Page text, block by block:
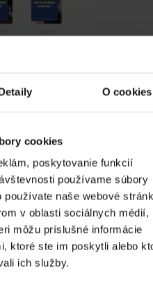
O cookies
cookies
poskytovanie funkcií
používame súbory
naše webové
v oblasti sociálnych médií,
môžu príslušné informácie
ktoré ste im poskytli alebo
ich služby.